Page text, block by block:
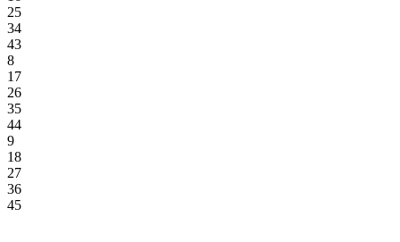
25
34
43
8
17
26
35
44
9
18
27
36
45